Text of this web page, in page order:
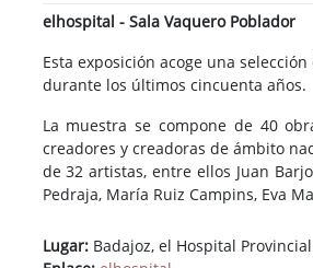
elhospital - Sala Vaquero Poblador
Esta exposición acoge una
durante los últimos cincuenta años.
La muestra se compone de 40
creadores y creadoras de ámbito
de 32 artistas, entre ellos Juan
Pedraja, María Ruiz Campins, Eva
Lugar:Badajoz, el Hospital